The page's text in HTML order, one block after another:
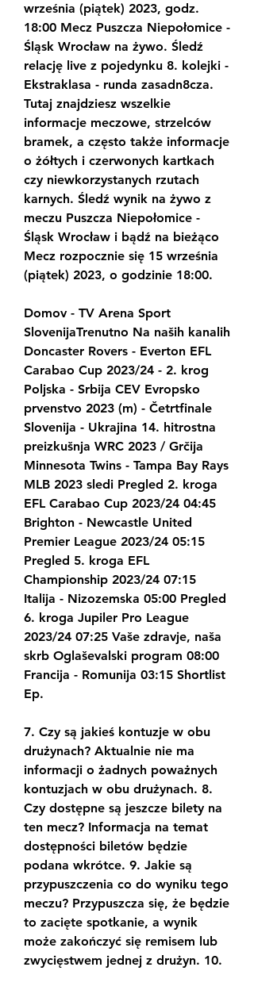
września (piątek) 2023, godz.
18:00 Mecz Puszcza Niepołomice -
Śląsk Wrocław na żywo. Śledź
relację live z pojedynku 8. kolejki -
Ekstraklasa - runda zasadn8cza.
Tutaj znajdziesz wszelkie
informacje meczowe, strzelców
bramek, a często także informacje
o żółtych i czerwonych kartkach
czy niewkorzystanych rzutach
karnych. Śledź wynik na żywo z
meczu Puszcza Niepołomice -
Śląsk Wrocław i bądź na bieżąco
Mecz rozpocznie się 15 września
(piątek) 2023, o godzinie 18:00.
Domov - TV Arena Sport
SlovenijaTrenutno Na naših kanalih
Doncaster Rovers - Everton EFL
Carabao Cup 2023/24 - 2. krog
Poljska - Srbija CEV Evropsko
prvenstvo 2023 (m) - Četrtfinale
Slovenija - Ukrajina 14. hitrostna
preizkušnja WRC 2023 / Grčija
Minnesota Twins - Tampa Bay Rays
MLB 2023 sledi Pregled 2. kroga
EFL Carabao Cup 2023/24 04:45
Brighton - Newcastle United
Premier League 2023/24 05:15
Pregled 5. kroga EFL
Championship 2023/24 07:15
Italija - Nizozemska 05:00 Pregled
6. kroga Jupiler Pro League
2023/24 07:25 Vaše zdravje, naša
skrb Oglaševalski program 08:00
Francija - Romunija 03:15 Shortlist
Ep.
7. Czy są jakieś kontuzje w obu
drużynach? Aktualnie nie ma
informacji o żadnych poważnych
kontuzjach w obu drużynach. 8.
Czy dostępne są jeszcze bilety na
ten mecz? Informacja na temat
dostępności biletów będzie
podana wkrótce. 9. Jakie są
przypuszczenia co do wyniku tego
meczu? Przypuszcza się, że będzie
to zacięte spotkanie, a wynik
może zakończyć się remisem lub
zwycięstwem jednej z drużyn. 10.